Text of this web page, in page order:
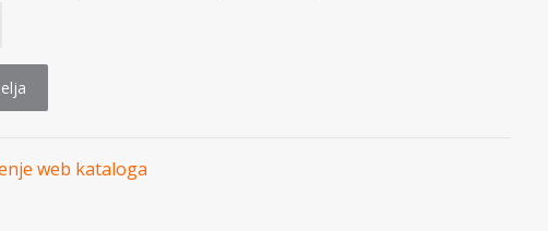
web kataloga